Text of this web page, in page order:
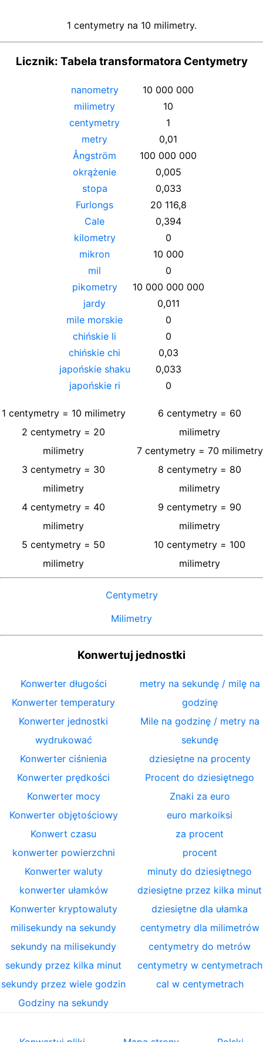
1 centymetry na 10 milimetry.
Licznik: Tabela transformatora Centymetry
nanometry
10 000 000
milimetry
10
centymetry
1
metry
0,01
Ångström
100 000 000
okrążenie
0,005
stopa
0,033
Furlongs
20 116,8
Cale
0,394
kilometry
0
mikron
10 000
mil
0
pikometry
10 000 000 000
jardy
0,011
mile morskie
0
chińskie li
0
chińskie chi
0,03
japońskie shaku
0,033
japońskie ri
0
1 centymetry= 10 milimetry
2 centymetry = 20
milimetry
3 centymetry = 30
milimetry
4 centymetry = 40
milimetry
5 centymetry = 50
milimetry
6 centymetry = 60
milimetry
7 centymetry= 70 milimetry
8 centymetry = 80
milimetry
9 centymetry = 90
milimetry
10 centymetry = 100
milimetry
Centymetry
Milimetry
Konwertuj jednostki
Konwerter długości
Konwerter temperatury
Konwerter jednostki
wydrukować
Konwerter ciśnienia
Konwerter prędkości
Konwerter mocy
Konwerter objętościowy
Konwert czasu
konwerter powierzchni
Konwerter waluty
konwerter ułamków
Konwerter kryptowaluty
milisekundy na sekundy
sekundy na milisekundy
sekundy przez kilka minut
sekundy przez wiele godzin
Godziny na sekundy
metry na sekundę / milę na
godzinę
Mile na godzinę / metry na
sekundę
dziesiętne na procenty
Procent do dziesiętnego
Znaki za euro
euro markoiksi
za procent
procent
minuty do dziesiętnego
dziesiętne przez kilka minut
dziesiętne dla ułamka
centymetry dla milimetrów
centymetry do metrów
centymetry w centymetrach
cal w centymetrach